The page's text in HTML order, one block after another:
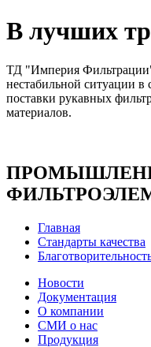
В лучших
ТД "Империя Фильтрации"
нестабильной ситуации в
поставки рукавных
материалов.
Главная
Стандарты качества
Новости
Документация
О компании
СМИ о нас
Продукция